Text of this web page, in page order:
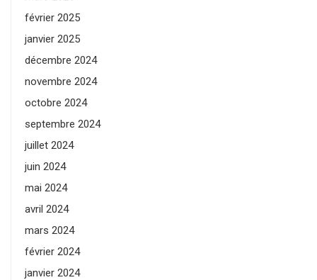
février 2025
janvier 2025
décembre 2024
novembre 2024
octobre 2024
septembre 2024
juillet 2024
juin 2024
mai 2024
avril 2024
mars 2024
février 2024
janvier 2024